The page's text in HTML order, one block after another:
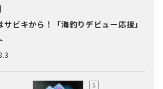
サビキから！「海釣りデビュー応援」